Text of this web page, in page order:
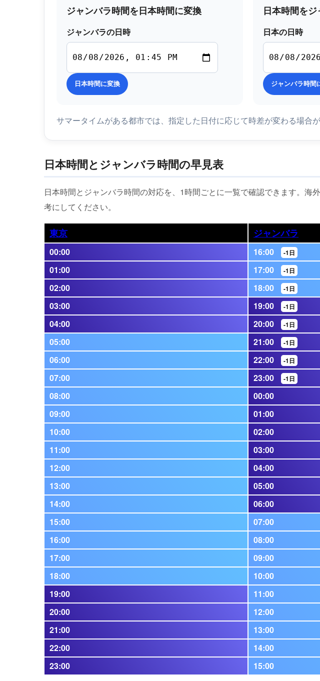
ジャンバラ時間を日本時間に変換
ジャンバラの日時
日本時間に変換
日本時間を
日本の日時
ジャンバラ時間
サマータイムがある都市では、指定した日付に応じて時差が変わる場合が
日本時間とジャンバラ時間の早見表
日本時間とジャンバラ時間の対応を、1時間ごとに一覧で確認できます。海
考にしてください。
東京 ジャンバラ
00:00 16:00 -1日
01:00 17:00 -1日
02:00 18:00 -1日
03:00 19:00 -1日
04:00 20:00 -1日
05:00 21:00 -1日
06:00 22:00 -1日
07:00 23:00 -1日
08:00
00:00
09:00
01:00
10:00
02:00
11:00
03:00
12:00
04:00
13:00
05:00
14:00
06:00
15:00
07:00
16:00
08:00
17:00
09:00
18:00
10:00
19:00
11:00
20:00
12:00
21:00
13:00
22:00
14:00
23:00
15:00